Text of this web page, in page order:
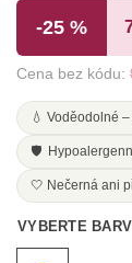
-25 %
Cena bez kódu:
💧 Voděodolné
🛡️
🤍 Nečerná ani
VYBERTE